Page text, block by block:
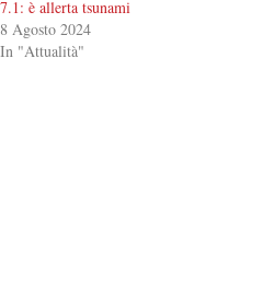
7.1: è allerta tsunami
8 Agosto 2024
In "Attualità"